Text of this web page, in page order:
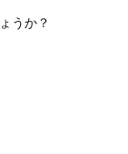
うか？